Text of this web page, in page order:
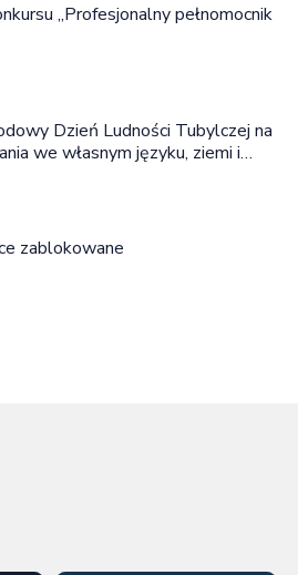
„Profesjonalny pełnomocnik
Dzień Ludności Tubylczej na
we własnym języku, ziemi i
zablokowane